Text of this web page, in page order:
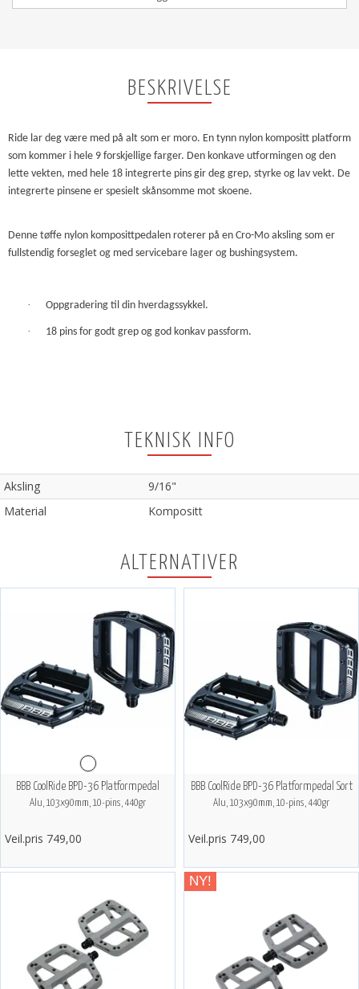
BESKRIVELSE
Ride lar deg være med på alt som er moro. En tynn nylon kompositt platform
som kommer i hele 9 forskjellige farger. Den konkave utformingen og den
lette vekten, med hele 18 integrerte pins gir deg grep, styrke og lav vekt. De
integrerte pinsene er spesielt skånsomme mot skoene.
Denne tøffe nylon komposittpedalen roterer på en Cro-Mo aksling som er
fullstendig forseglet og med servicebare lager og bushingsystem.
· Oppgradering til din hverdagssykkel.
· 18 pins for godt grep og god konkav passform.
TEKNISK INFO
Aksling
9/16"
Material
Kompositt
ALTERNATIVER
BBB CoolRide BPD-36 Platformpedal
Alu, 103x90mm, 10-pins, 440gr
Veil.pris 749,00
BBB CoolRide BPD-36 Platformpedal Sort
Alu, 103x90mm, 10-pins, 440gr
Veil.pris 749,00